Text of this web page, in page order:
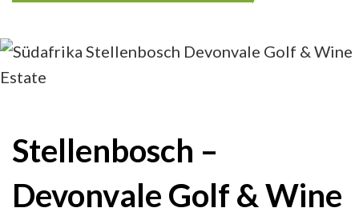
Stellenbosch –
Devonvale Golf & Wine